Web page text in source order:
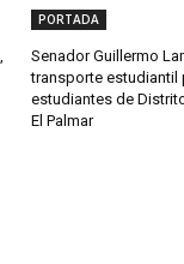
PORTADA
Senador Guillermo
transporte estudiantil
estudiantes de
El Palmar